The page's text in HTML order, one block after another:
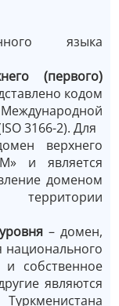
языка
(первого)
кодом
3166-2). Для
верхнего
и является
доменом
– домен,
национального
собственное
являются